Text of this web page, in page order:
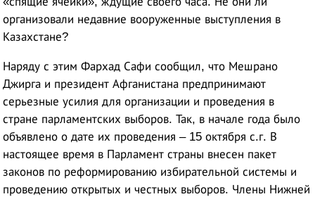
организовали недавние вооруженные выступления в
Казахстане?
Наряду с этим Фархад Сафи сообщил, что Мешрано
Джирга и президент Афганистана предпринимают
серьезные усилия для организации и проведения в
стране парламентских выборов. Так, в начале года было
объявлено о дате их проведения – 15 октября с.г. В
настоящее время в Парламент страны внесен пакет
законов по реформированию избирательной системы и
проведению открытых и честных выборов. Члены Нижней